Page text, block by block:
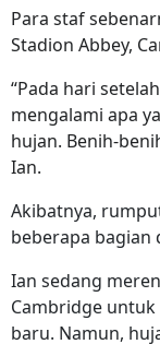
Para staf
Stadion Abbey,
“Pada hari
mengalami apa
hujan. Benih-
Ian.
Akibatnya,
beberapa bagian
Ian sedang
Cambridge
baru. Namun,